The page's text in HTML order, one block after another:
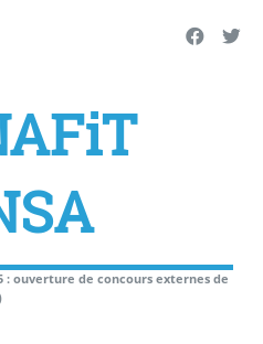
: ouverture de concours externes de